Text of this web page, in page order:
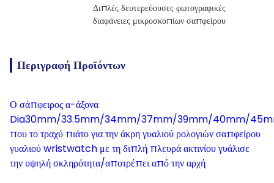
Διπλές δευτερεύουσες φωτογραφικές
διαφάνειες μικροσκοπίων σαπφείρου
Περιγραφή Προϊόντων
Ο σάπφειρος α-άξονα
Dia30mm/33.5mm/34mm/37mm/39mm/40mm/
που το τραχύ πιάτο για την άκρη γυαλιού ρολογιών σαπφείρου
γυαλιού wristwatch με τη διπλή πλευρά ακτινίου γυάλισε
την υψηλή σκληρότητα/αποτρέπει από την αρχή